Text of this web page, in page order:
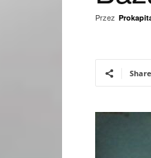
Przez
Share